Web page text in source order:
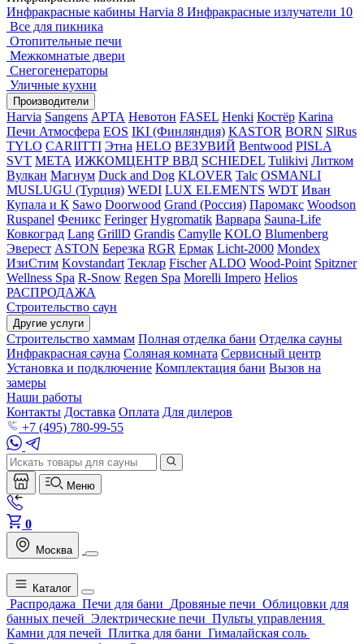
Инфракрасные кабины Harvia 8 Инфракрасные излучатели 10
Все для пикника
Отопительные печи
Межкомнатые двери
Снегогенераторы
Уличные кухни
Производители
Harvia Sangens АРТА Невотон FASEL Henki Костёр Karina
Печи Атмосфера EOS IKI (Финляндия) KASTOR BORN SlRus
TYLO CARIITTI Этна HELO ВЕЗУВИЙ Bentwood PISLA
SVT МЕТА ИЖКОМЦЕНТР ВВД SCHIEDEL Tulikivi Литком
Вулкан Магнум Duck and Dog KLOVER Talc OSMANLI
MUSLUGU (Турция) WEDI LUX ELEMENTS WDT Иван
Купала и К Sawo Doorwood Grand (Россия) Паромакс Woodson
Ruspanel Феникс Feringer Hygromatik Варвара Sauna-Life
Ковкоград Lang GrillD Grandis Camylle KOLO Blumenberg
Эверест ASTON Березка RGR Ермак Licht-2000 Mondex
ИзиСтим Kovstandart Теклар Fischer ALDO Wood-Point Spitzner
Wellness Spa R-Snow Regen Spa Morelli Impero Helios
РАСПРОДАЖА
Строительство саун
Другие услуги
Строительство хаммам Полная отделка бани Отделка сауны
Инфракрасная сауна Соляная комната Сервисный центр
Установка и подключение Комплектация бани Вызов на
замеры
Наши работы
Контакты Доставка Оплата Для дилеров
+7 (495) 780-99-55
Меню
0
Москва
Каталог
Распродажа Печи для бани Дровяные печи Облицовки для
банных печей Электрические печи Пульты управления
Камни для печей Плитка для бани Гималайская соль